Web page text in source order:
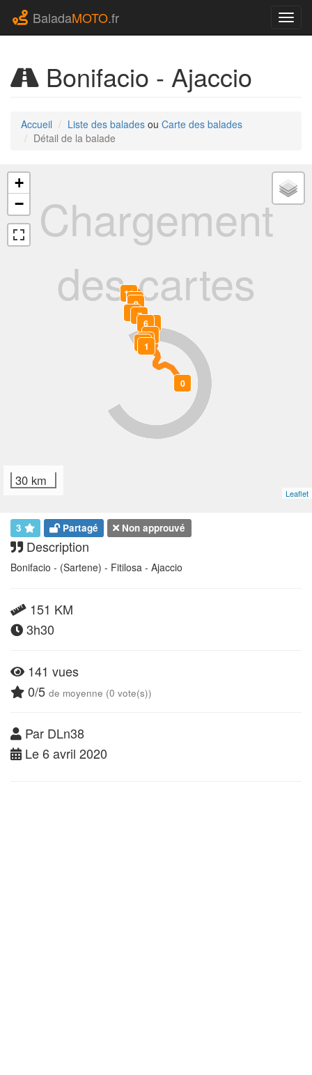
BaladaMOTO.fr
Bonifacio - Ajaccio
Accueil Liste des balades ou Carte des balades
Détail de la balade
Chargement
des cartes
0
1
2
34
5
6
7
8
9
10
11
+
−
30 km
Leaflet
3 Partagé Non approuvé
Description
Bonifacio - (Sartene) - Fitilosa - Ajaccio
151 KM
3h30
141 vues
0/5 de moyenne (0 vote(s))
Par DLn38
Le 6 avril 2020